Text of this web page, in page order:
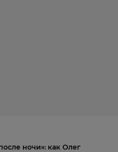
ночи»: как Олег